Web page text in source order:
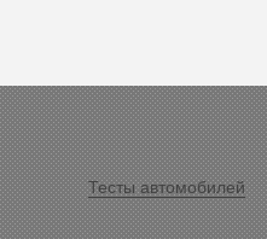
Тесты автомобилей